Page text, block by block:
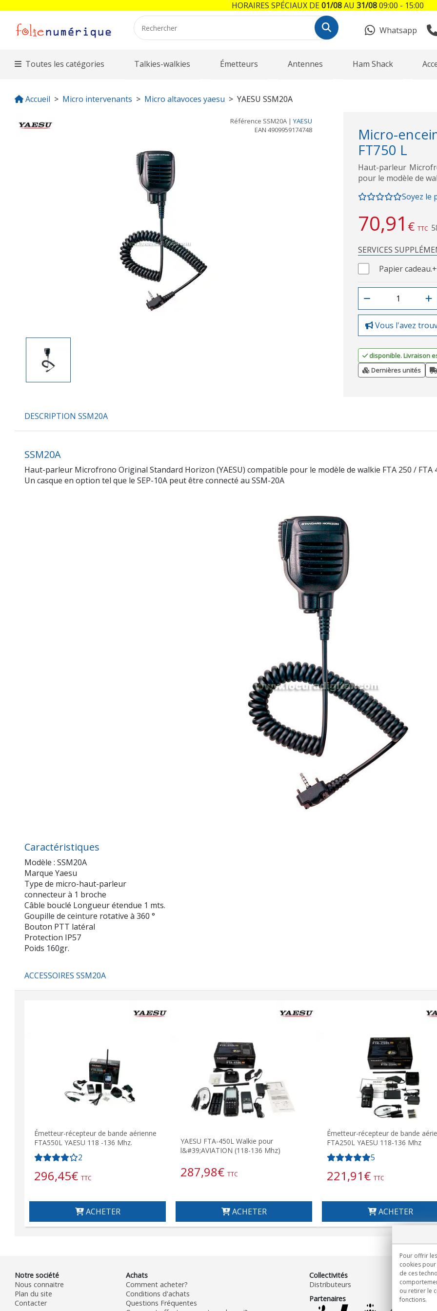
Whatsapp
Toutes les catégories Talkies-walkies Émetteurs Antennes Ham Shack
Accueil Micro intervenants Micro altavoces yaesu YAESU SSM20A
Référence SSM20A | YAESU
EAN 4909959174748
Micro-
FT750 L
Haut-parleur
pour le modèle de
Soyez le
70,91 € TTC
SERVICES
Papier cadeau.
Vous l'avez
disponible. Livraison
Dernières unités
DESCRIPTION SSM20A
SSM20A
Haut-parleur Microfrono Original Standard Horizon (YAESU) compatible pour le modèle de walkie FTA 250 / FTA
Un casque en option tel que le SEP-10A peut être connecté au SSM-20A
Caractéristiques
Modèle : SSM20A
Marque Yaesu
Type de micro-haut-parleur
connecteur à 1 broche
Câble bouclé Longueur étendue 1 mts.
Goupille de ceinture rotative à 360 °
Bouton PTT latéral
Protection IP57
Poids 160gr.
ACCESSOIRES SSM20A
Émetteur-récepteur de bande aérienne
FTA550L YAESU 118 -136 Mhz.
2
296,45€ TTC
ACHETER
YAESU FTA-450L Walkie pour
l&#39;AVIATION (118-136 Mhz)
287,98€ TTC
ACHETER
Émetteur-récepteur de bande
FTA250L YAESU 118-136 Mhz
5
221,91€ TTC
ACHETER
Notre société
Nous connaitre
Plan du site
Contacter
Achats
Comment acheter?
Conditions d'achats
Questions Fréquentes
Collectivités
Distributeurs
Partenaires
Pour offrir
cookies
de ces
ou retirer le
fonctions.
HORAIRES SPÉCIAUX DE01/08AU 31/0809:00 - 15:00